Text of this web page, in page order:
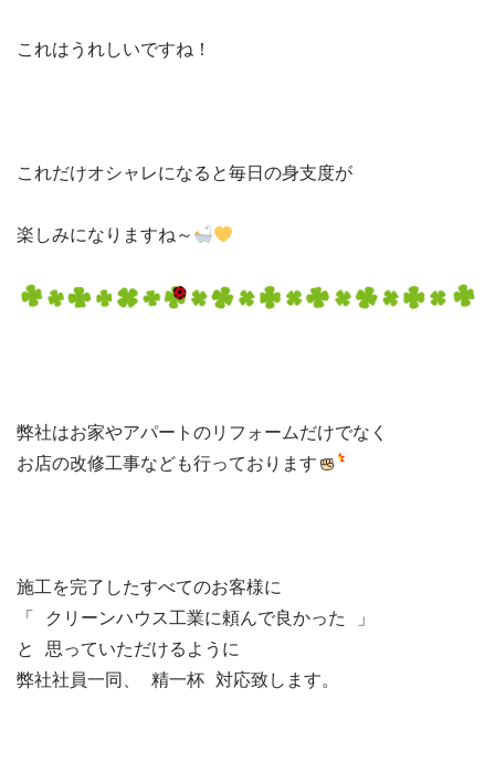
これはうれしいですね！
これだけオシャレになると毎日の身支度が
楽しみになりますね～
弊社はお家やアパートのリフォームだけでなく
お店の改修工事なども行っております
施工を完了したすべてのお客様に
「 クリーンハウス工業に頼んで良かった 」
と 思っていただけるように
弊社社員一同、 精一杯 対応致します。